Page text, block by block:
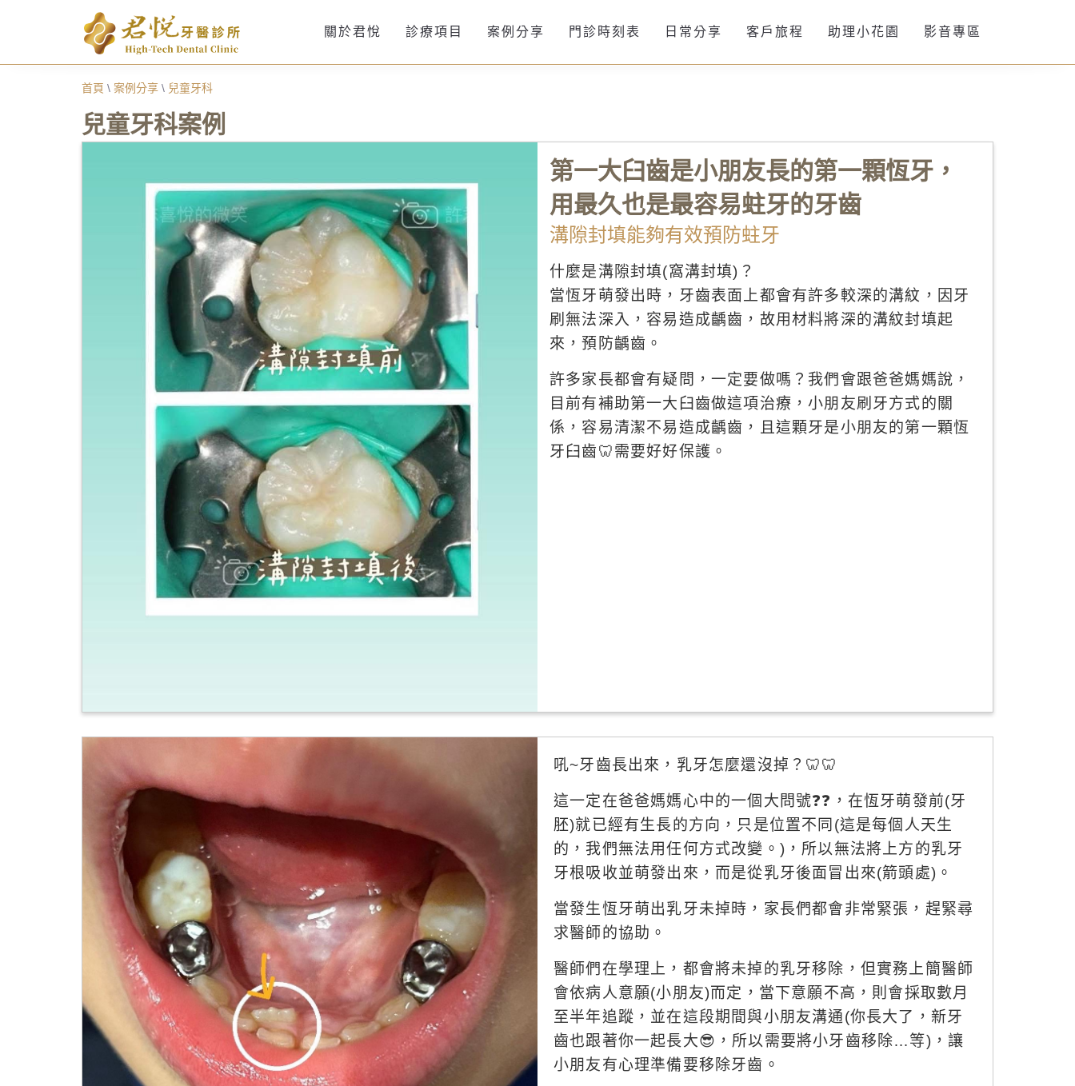
關於君悅 診療項目 案例分享 門診時刻表 日常分享 客戶旅程 助理小花園 影音專區
首頁 \ 案例分享 \ 兒童牙科
兒童牙科案例
第一大臼齒是小朋友長的第一顆恆牙，
用最久也是最容易蛀牙的牙齒
溝隙封填能夠有效預防蛀牙
什麼是溝隙封填(窩溝封填)？
當恆牙萌發出時，牙齒表面上都會有許多較深的溝紋，因牙
刷無法深入，容易造成齲齒，故用材料將深的溝紋封填起
來，預防齲齒。
許多家長都會有疑問，一定要做嗎？我們會跟爸爸媽媽說，
目前有補助第一大臼齒做這項治療，小朋友刷牙方式的關
係，容易清潔不易造成齲齒，且這顆牙是小朋友的第一顆恆
牙臼齒🦷需要好好保護。
吼~牙齒長出來，乳牙怎麼還沒掉？🦷🦷
這一定在爸爸媽媽心中的一個大問號❓❓，在恆牙萌發前(牙
胚)就已經有生長的方向，只是位置不同(這是每個人天生
的，我們無法用任何方式改變。)，所以無法將上方的乳牙
牙根吸收並萌發出來，而是從乳牙後面冒出來(箭頭處)。
當發生恆牙萌出乳牙未掉時，家長們都會非常緊張，趕緊尋
求醫師的協助。
醫師們在學理上，都會將未掉的乳牙移除，但實務上簡醫師
會依病人意願(小朋友)而定，當下意願不高，則會採取數月
至半年追蹤，並在這段期間與小朋友溝通(你長大了，新牙
齒也跟著你一起長大😎，所以需要將小牙齒移除…等)，讓
小朋友有心理準備要移除牙齒。